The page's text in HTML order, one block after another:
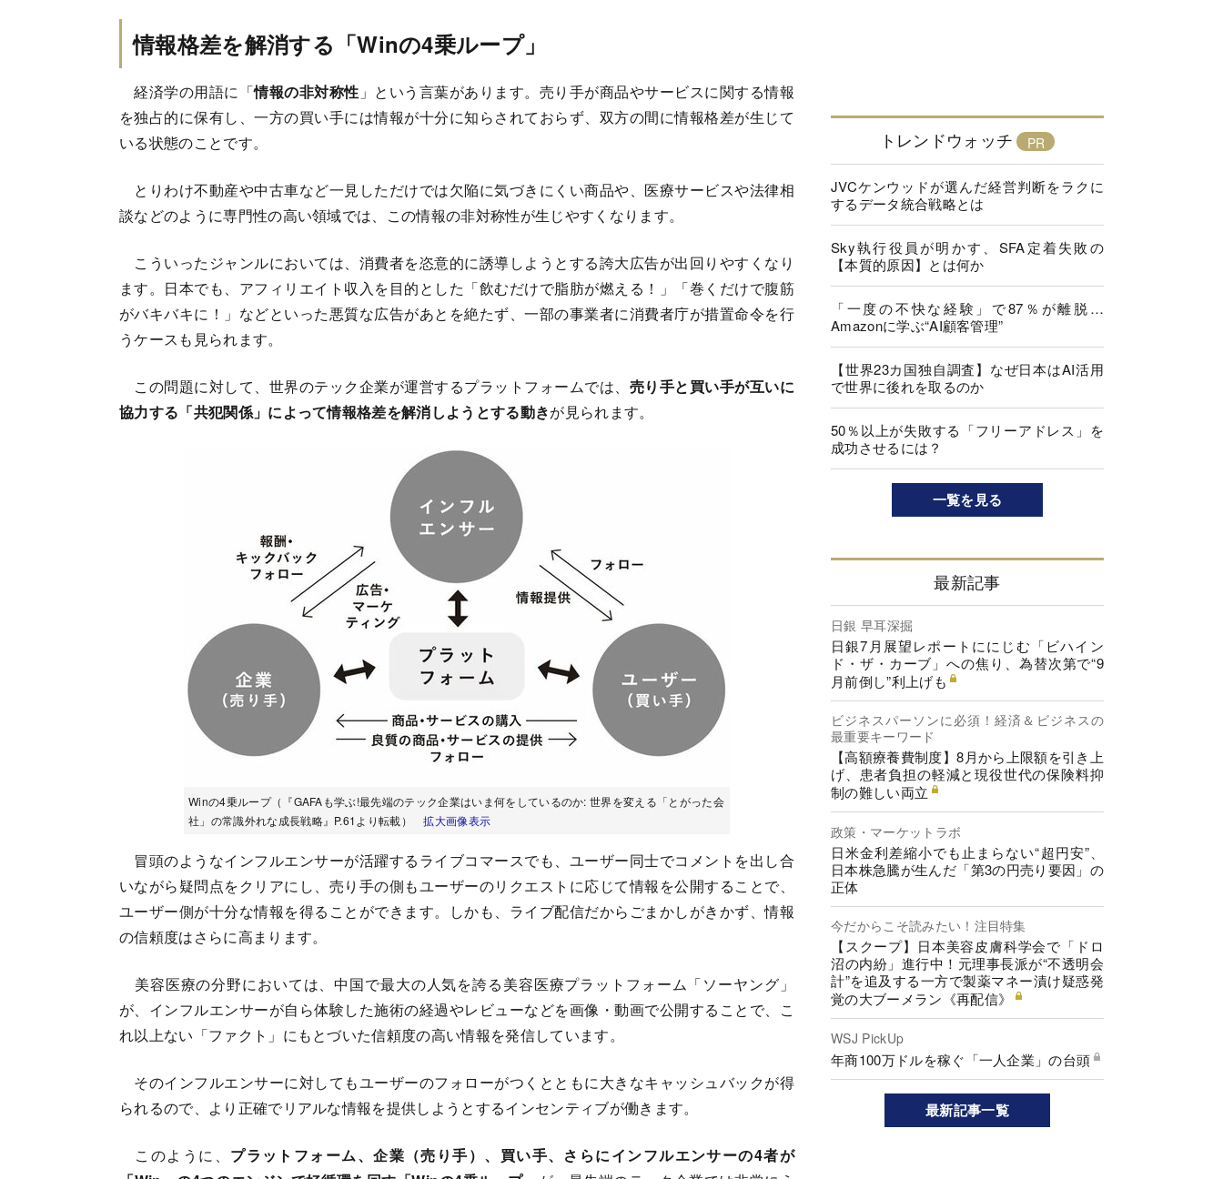
情報格差を解消する「Winの4乗ループ」
経済学の用語に「情報の非対称性 」という言葉があります。売り手が商品やサービスに関する情報
を独占的に保有し、一方の買い手には情報が十分に知らされておらず、双方の間に情報格差が生じて
いる状態のことです。
とりわけ不動産や中古車など一見しただけでは欠陥に気づきにくい商品や、医療サービスや法律相
談などのように専門性の高い領域では、この情報の非対称性が生じやすくなります。
こういったジャンルにおいては、消費者を恣意的に誘導しようとする誇大広告が出回りやすくなり
ます。日本でも、アフィリエイト収入を目的とした「飲むだけで脂肪が燃える！」「巻くだけで腹筋
がバキバキに！」などといった悪質な広告があとを絶たず、一部の事業者に消費者庁が措置命令を行
うケースも見られます。
この問題に対して、世界のテック企業が運営するプラットフォームでは、 売り手と買い手が互いに
協力する「共犯関係」によって情報格差を解消しようとする動きが見られます。
Winの4乗ループ（『GAFAも学ぶ!最先端のテック企業はいま何をしているのか: 世界を変える「とがった会
社」の常識外れな成長戦略』P.61より転載）拡大画像表示
冒頭のようなインフルエンサーが活躍するライブコマースでも、ユーザー同士でコメントを出し合
いながら疑問点をクリアにし、売り手の側もユーザーのリクエストに応じて情報を公開することで、
ユーザー側が十分な情報を得ることができます。しかも、ライブ配信だからごまかしがきかず、情報
の信頼度はさらに高まります。
美容医療の分野においては、中国で最大の人気を誇る美容医療プラットフォーム「ソーヤング」
が、インフルエンサーが自ら体験した施術の経過やレビューなどを画像・動画で公開することで、こ
れ以上ない「ファクト」にもとづいた信頼度の高い情報を発信しています。
そのインフルエンサーに対してもユーザーのフォローがつくとともに大きなキャッシュバックが得
られるので、より正確でリアルな情報を提供しようとするインセンティブが働きます。
このように、 プラットフォーム、企業（売り手）、買い手、さらにインフルエンサーの4者が
トレンドウォッチ
JVCケンウッドが選んだ経営判断をラクに
するデータ統合戦略とは
Sky執行役員が明かす、SFA定着失敗の
【本質的原因】とは何か
「一度の不快な経験」で87％が離脱…
Amazonに学ぶ“AI顧客管理”
【世界23カ国独自調査】なぜ日本はAI活用
で世界に後れを取るのか
50％以上が失敗する「フリーアドレス」を
成功させるには？
一覧を見る
最新記事
日銀 早耳深掘
日銀7月展望レポートににじむ「ビハイン
ド・ザ・カーブ」への焦り、為替次第で“9
月前倒し”利上げも
ビジネスパーソンに必須！経済＆ビジネスの
最重要キーワード
【高額療養費制度】8月から上限額を引き上
げ、患者負担の軽減と現役世代の保険料抑
制の難しい両立
政策・マーケットラボ
日米金利差縮小でも止まらない“超円安”、
日本株急騰が生んだ「第3の円売り要因」の
正体
今だからこそ読みたい！注目特集
【スクープ】日本美容皮膚科学会で「ドロ
沼の内紛」進行中！元理事長派が“不透明会
計”を追及する一方で製薬マネー漬け疑惑発
覚の大ブーメラン《再配信》
WSJ PickUp
年商100万ドルを稼ぐ「一人企業」の台頭
最新記事一覧